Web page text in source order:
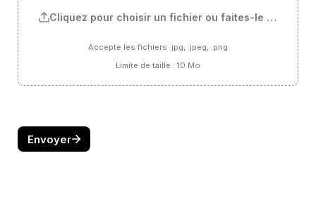
Cliquez pour choisir un fichier ou faites-le glisser ici
Accepte les fichiers .jpg, .jpeg, .png
Limite de taille : 10 Mo
Envoyer